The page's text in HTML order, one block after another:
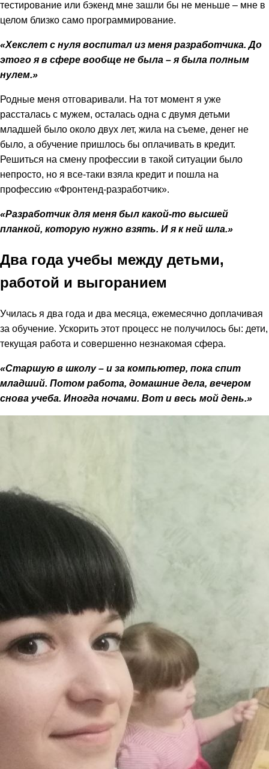
тестирование или бэкенд мне зашли бы не меньше – мне в
целом близко само программирование.
«Хекслет с нуля воспитал из меня разработчика. До
этого я в сфере вообще не была – я была полным
нулем.»
Родные меня отговаривали. На тот момент я уже
рассталась с мужем, осталась одна с двумя детьми
младшей было около двух лет, жила на съеме, денег не
было, а обучение пришлось бы оплачивать в кредит.
Решиться на смену профессии в такой ситуации было
непросто, но я все-таки взяла кредит и пошла на
профессию «Фронтенд-разработчик».
«Разработчик для меня был какой-то высшей
планкой, которую нужно взять. И я к ней шла.»
Два года учебы между детьми,
работой и выгоранием
Училась я два года и два месяца, ежемесячно доплачивая
за обучение. Ускорить этот процесс не получилось бы: дети,
текущая работа и совершенно незнакомая сфера.
«Старшую в школу – и за компьютер, пока спит
младший. Потом работа, домашние дела, вечером
снова учеба. Иногда ночами. Вот и весь мой день.»